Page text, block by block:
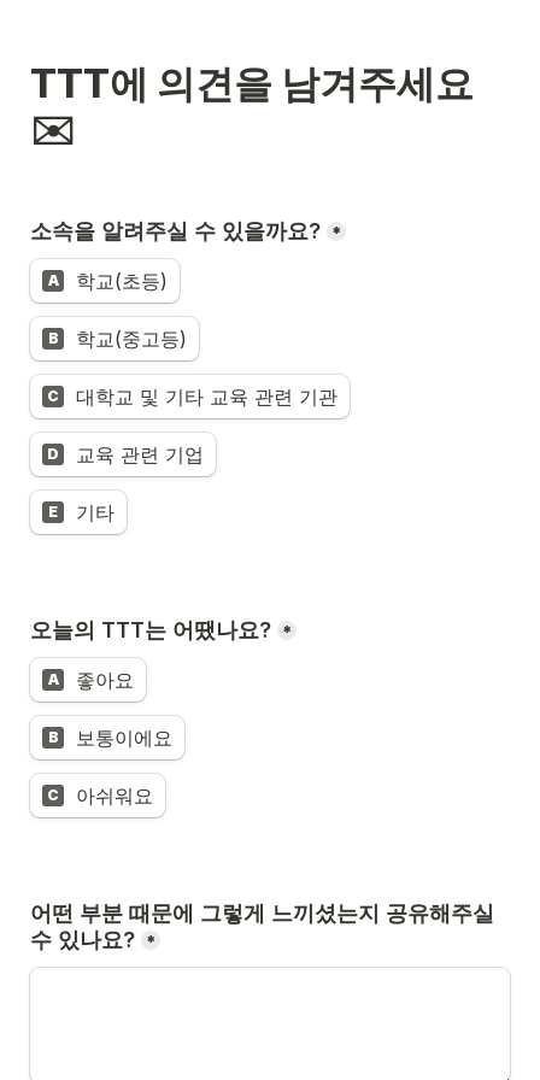
TTT에 의견을 남겨주세요
✉️
소속을 알려주실 수 있을까요? *
A 학교(초등)
B 학교(중고등)
C 대학교 및 기타 교육 관련 기관
D 교육 관련 기업
E 기타
오늘의 TTT는 어땠나요? *
A 좋아요
B 보통이에요
C 아쉬워요
어떤 부분 때문에 그렇게 느끼셨는지 공유해주실
수 있나요? *